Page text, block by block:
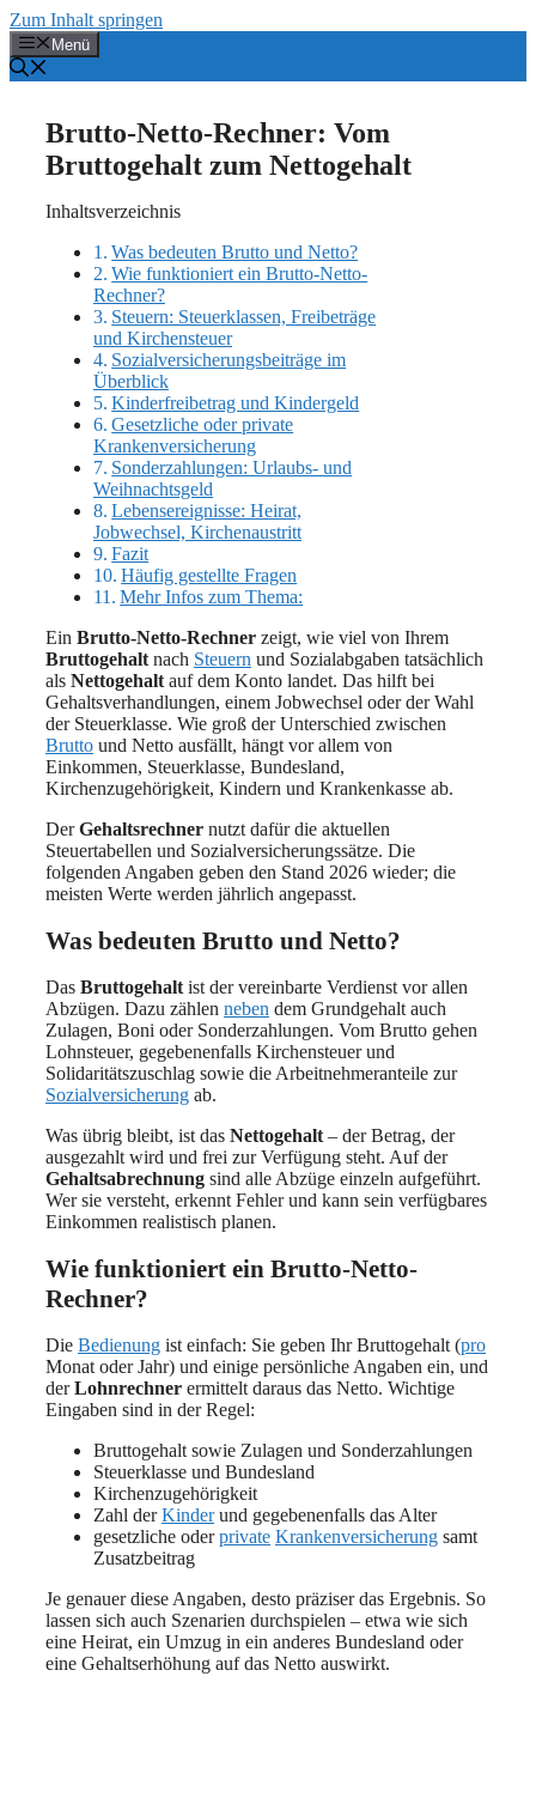
Zum Inhalt springen
Menü
Brutto-Netto-Rechner: Vom
Bruttogehalt zum Nettogehalt
Inhaltsverzeichnis
Was bedeuten Brutto und Netto?
Wie funktioniert ein Brutto-Netto-
Rechner?
Steuern: Steuerklassen, Freibeträge
und Kirchensteuer
Sozialversicherungsbeiträge im
Überblick
Kinderfreibetrag und Kindergeld
Gesetzliche oder private
Krankenversicherung
Sonderzahlungen: Urlaubs- und
Weihnachtsgeld
Lebensereignisse: Heirat,
Jobwechsel, Kirchenaustritt
Fazit
Häufig gestellte Fragen
Mehr Infos zum Thema:
Ein Brutto-Netto-Rechner zeigt, wie viel von Ihrem
Bruttogehalt nach Steuern und Sozialabgaben tatsächlich
als Nettogehalt auf dem Konto landet. Das hilft bei
Gehaltsverhandlungen, einem Jobwechsel oder der Wahl
der Steuerklasse. Wie groß der Unterschied zwischen
Brutto und Netto ausfällt, hängt vor allem von
Einkommen, Steuerklasse, Bundesland,
Kirchenzugehörigkeit, Kindern und Krankenkasse ab.
DerGehaltsrechner nutzt dafür die aktuellen
Steuertabellen und Sozialversicherungssätze. Die
folgenden Angaben geben den Stand 2026 wieder; die
meisten Werte werden jährlich angepasst.
Was bedeuten Brutto und Netto?
Das Bruttogehalt ist der vereinbarte Verdienst vor allen
Abzügen. Dazu zählen neben dem Grundgehalt auch
Zulagen, Boni oder Sonderzahlungen. Vom Brutto gehen
Lohnsteuer, gegebenenfalls Kirchensteuer und
Solidaritätszuschlag sowie die Arbeitnehmeranteile zur
Sozialversicherung ab.
Was übrig bleibt, ist das Nettogehalt – der Betrag, der
ausgezahlt wird und frei zur Verfügung steht. Auf der
Gehaltsabrechnung sind alle Abzüge einzeln aufgeführt.
Wer sie versteht, erkennt Fehler und kann sein verfügbares
Einkommen realistisch planen.
Wie funktioniert ein Brutto-Netto-
Rechner?
Die Bedienung ist einfach: Sie geben Ihr Bruttogehalt (pro
Monat oder Jahr) und einige persönliche Angaben ein, und
derLohnrechner ermittelt daraus das Netto. Wichtige
Eingaben sind in der Regel:
Bruttogehalt sowie Zulagen und Sonderzahlungen
Steuerklasse und Bundesland
Kirchenzugehörigkeit
Zahl derKinderund gegebenenfalls das Alter
gesetzliche oderprivate Krankenversicherung samt
Zusatzbeitrag
Je genauer diese Angaben, desto präziser das Ergebnis. So
lassen sich auch Szenarien durchspielen – etwa wie sich
eine Heirat, ein Umzug in ein anderes Bundesland oder
eine Gehaltserhöhung auf das Netto auswirkt.